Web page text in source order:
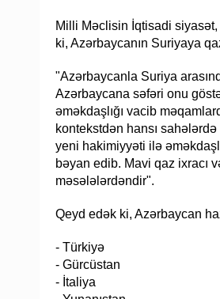
Milli Məclisin İqtisadi
ki, Azərbaycanın Suriyaya
"Azərbaycanla Suriya
Azərbaycana səfəri onu
əməkdaşlığı vacib
kontekstdən hansı
yeni hakimiyyəti ilə
bəyan edib. Mavi qaz ixracı
məsələlərdəndir".
Qeyd edək ki, Azərbaycan
- Türkiyə
- Gürcüstan
- İtaliya